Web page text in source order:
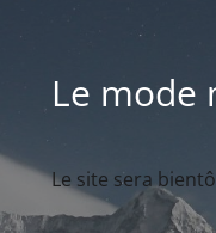
Le mode
Le site sera